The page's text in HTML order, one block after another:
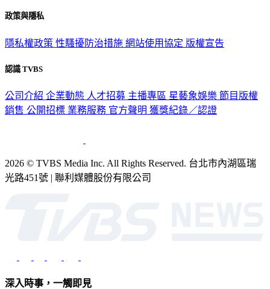
政策與隱私
隱私權政策 性騷擾防治措施 網站使用協定 版權宣告
認識 TVBS
公司介紹 企業動態 人才招募 主播專區 星藝象娛樂 節目版權
銷售 公開招標 業務服務 官方聲明 獲獎紀錄／認證
2026 © TVBS Media Inc. All Rights Reserved. 台北市內湖區瑞
光路451號 | 聯利媒體股份有限公司
深入時事，一觸即見